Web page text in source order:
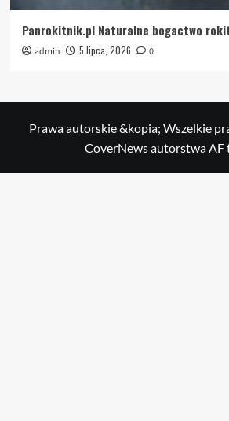
Panrokitnik.pl Naturalne bogactwo
admin 5 lipca, 2026 0
Prawa autorskie &kopia; Wszelkie
CoverNewsautorstwa AF